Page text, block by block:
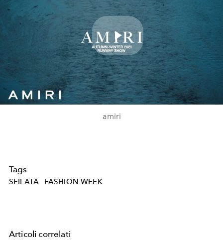
Play
Video
amiri
Tags
SFILATA FASHION WEEK
Articoli correlati